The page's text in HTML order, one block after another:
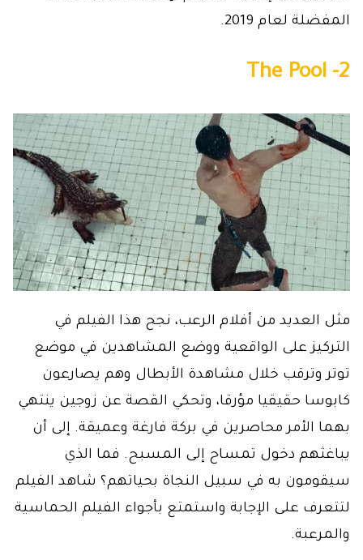
المفضلة لعام 2019.
2- The Pool
مثل العديد من أفلام الرعب، نجح هذا الفيلم في
التركيز على الواقعية ووضع المشاهدين في موضع
توتر وترقب خلال مشاهدة الأبطال وهم يصارعون
كابوسا حقيقيا مؤرقا، وتحكي القصة عن زوجين ينتهي
بهما الأمر محاصرين في بركة فارغة وعميقة. إلى أن
يباغثهم دخول تمساح إلى المسبح. فما الذي
سيقومون به في سبيل النجاة بحياتهم؟ شاهد الفيلم
لتتعرف على الإجابة واستمتع بأجواء الفيلم الحماسية
والمرعبة.